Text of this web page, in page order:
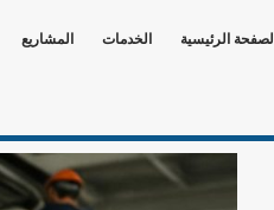
الصفحة الرئيسية الخدمات المشاريع